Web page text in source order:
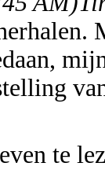
te